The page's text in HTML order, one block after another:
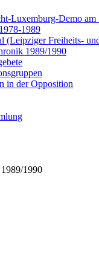
Luxemburg-Demo am
1989
(Leipziger Freiheits-
1989/1990
in der Opposition
1990